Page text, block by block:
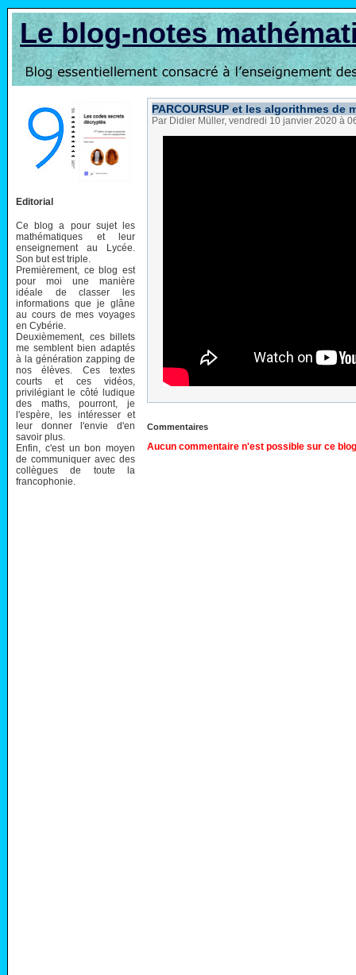
Le blog-notes
Editorial
Ce blog a pour sujet les
mathématiques et leur
enseignement au Lycée.
Son but est triple.
Premièrement, ce blog est
pour moi une manière
idéale de classer les
informations que je glâne
au cours de mes voyages
en Cybérie.
Deuxièmement, ces billets
me semblent bien adaptés
à la génération zapping de
nos élèves. Ces textes
courts et ces vidéos,
privilégiant le côté ludique
des maths, pourront, je
l'espère, les intéresser et
leur donner l'envie d'en
savoir plus.
Enfin, c'est un bon moyen
de communiquer avec des
collègues de toute la
francophonie.
PARCOURSUP et les algorithmes de
Par Didier Müller, vendredi 10 janvier 2020 à
Commentaires
Aucun commentaire n'est possible sur ce